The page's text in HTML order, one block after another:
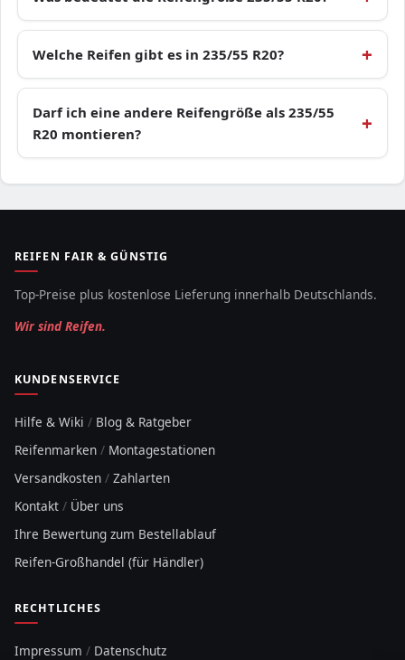
Welche Reifen gibt es in 235/55 R20?
Darf ich eine andere Reifengröße als 235/55
R20 montieren?
REIFEN FAIR & GÜNSTIG
Top-Preise plus kostenlose Lieferung innerhalb Deutschlands.
Wir sind Reifen.
KUNDENSERVICE
Hilfe & Wiki / Blog & Ratgeber
Reifenmarken / Montagestationen
Versandkosten / Zahlarten
Kontakt / Über uns
Ihre Bewertung zum Bestellablauf
Reifen-Großhandel (für Händler)
RECHTLICHES
Impressum / Datenschutz